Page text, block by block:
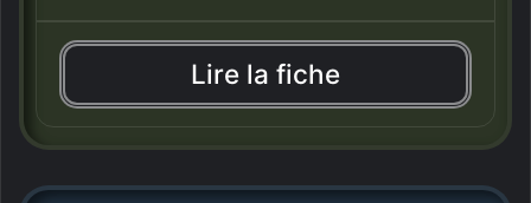
Lire la fiche